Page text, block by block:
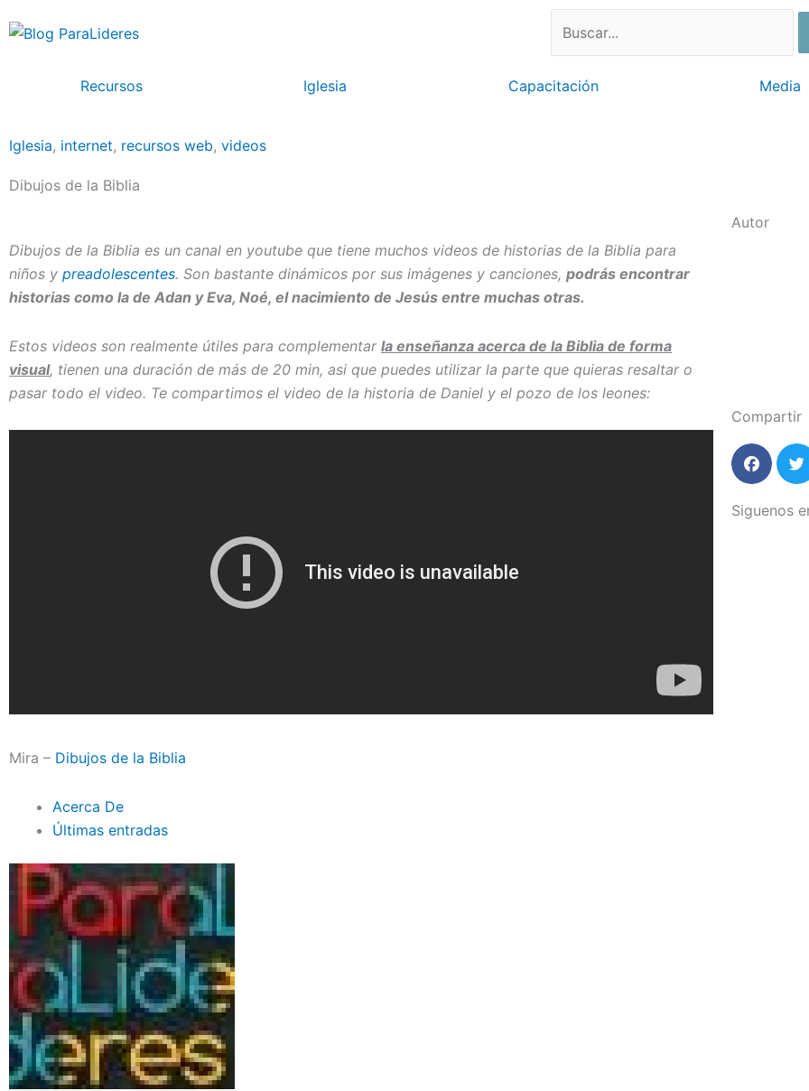
al
Recursos Iglesia Capacitación Media
Iglesia, internet, recursos web, videos
Dibujos de la Biblia
Dibujos de la Biblia es un canal en youtube que tiene muchos videos de historias de la Biblia para
niños y preadolescentes. Son bastante dinámicos por sus imágenes y canciones, podrás encontrar
historias como la de Adan y Eva, Noé, el nacimiento de Jesús entre muchas otras.
Estos videos son realmente útiles para complementar la enseñanza acerca de la Biblia de forma
visual, tienen una duración de más de 20 min, asi que puedes utilizar la parte que quieras resaltar o
pasar todo el video. Te compartimos el video de la historia de Daniel y el pozo de los leones:
Mira – Dibujos de la Biblia
Acerca De
Últimas entradas
Autor
Compartir
Siguenos